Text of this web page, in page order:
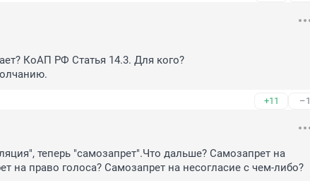
КоАП РФ Статья 14.3. Для кого?
+11 –1
теперь "самозапрет".Что дальше? Самозапрет на
на право голоса? Самозапрет на несогласие с чем-либо?